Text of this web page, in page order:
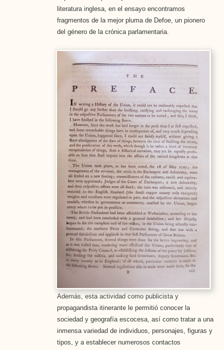
literatura inglesa, en el ensayo encontramos
fragmentos de la mejor pluma de Defoe, un pionero
del género de la crónica parlamentaria.
Además, esta actividad como publicista y
propagandista itinerante le permitió conocer la
sociedad y geografía escocesa, así como tratar a una
inmensa variedad de individuos, personajes, figuras y
tipos, y a establecer numerosos contactos